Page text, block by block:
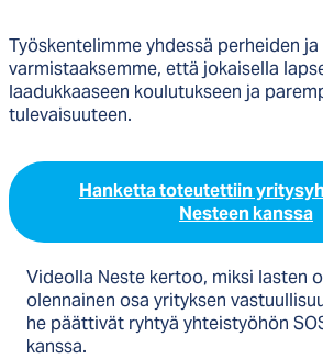
Työskentelimme yhdessä perheiden
varmistaaksemme, että jokaisella
laadukkaaseen koulutukseen ja
tulevaisuuteen.
Hanketta toteutettiin
Nesteen kanssa
Videolla Neste kertoo, miksi lasten
olennainen osa yrityksen
he päättivät ryhtyä yhteistyöhön
kanssa.